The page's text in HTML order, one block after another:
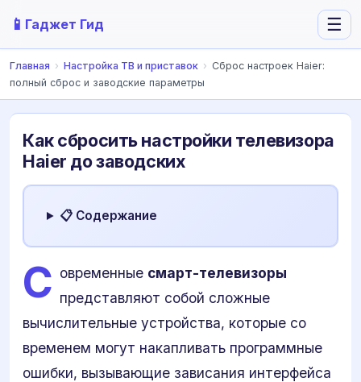
📱 Гаджет Гид ☰
Главная › Настройка ТВ и приставок › Сброс настроек Haier:
полный сброс и заводские параметры
Как сбросить настройки телевизора
Haier до заводских
📋 Содержание
С овременные смарт-телевизоры
представляют собой сложные
вычислительные устройства, которые со
временем могут накапливать программные
ошибки, вызывающие зависания интерфейса